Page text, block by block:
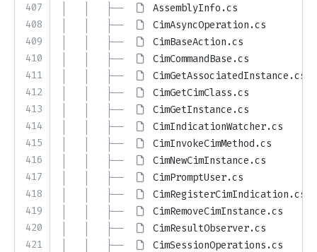
407
408
409
410
411
412
413
414
415
416
417
418
419
420
421
│   │   ├──
AssemblyInfo.cs
│   │   ├──
CimAsyncOperation.cs
│   │   ├──
CimBaseAction.cs
│   │   ├──
CimCommandBase.cs
│   │   ├──
CimGetAssociatedInstance.cs
│   │   ├──
CimGetCimClass.cs
│   │   ├──
CimGetInstance.cs
│   │   ├──
CimIndicationWatcher.cs
│   │   ├──
CimInvokeCimMethod.cs
│   │   ├──
CimNewCimInstance.cs
│   │   ├──
CimPromptUser.cs
│   │   ├──
CimRegisterCimIndication.cs
│   │   ├──
CimRemoveCimInstance.cs
│   │   ├──
CimResultObserver.cs
│   │   ├──
CimSessionOperations.cs